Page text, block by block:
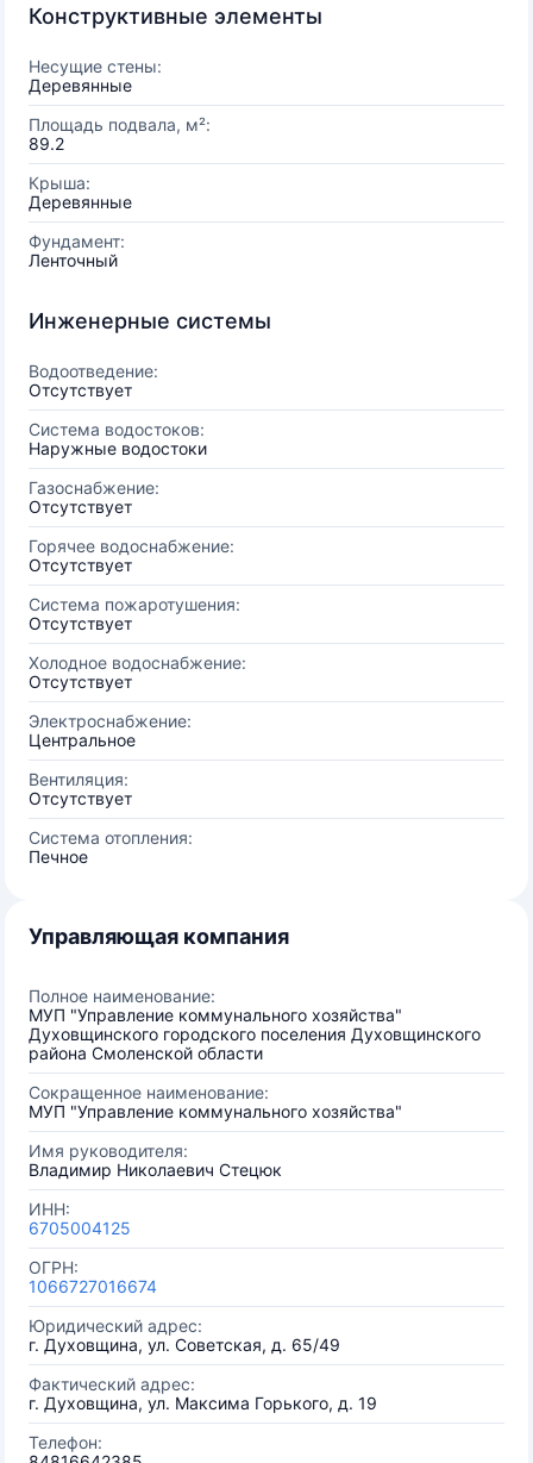
Конструктивные элементы
Несущие стены:
Деревянные
Площадь подвала, м²:
89.2
Крыша:
Деревянные
Фундамент:
Ленточный
Инженерные системы
Водоотведение:
Отсутствует
Система водостоков:
Наружные водостоки
Газоснабжение:
Отсутствует
Горячее водоснабжение:
Отсутствует
Система пожаротушения:
Отсутствует
Холодное водоснабжение:
Отсутствует
Электроснабжение:
Центральное
Вентиляция:
Отсутствует
Система отопления:
Печное
Управляющая компания
Полное наименование:
МУП "Управление коммунального хозяйства"
Духовщинского городского поселения Духовщинского
района Смоленской области
Сокращенное наименование:
МУП "Управление коммунального хозяйства"
Имя руководителя:
Владимир Николаевич Стецюк
ИНН:
6705004125
ОГРН:
1066727016674
Юридический адрес:
г. Духовщина, ул. Советская, д. 65/49
Фактический адрес:
г. Духовщина, ул. Максима Горького, д. 19
Телефон: